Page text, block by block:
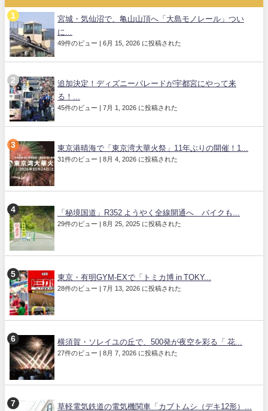
宮城・気仙沼で、亀山山頂へ「大島モノレール」つい
に...
49件のビュー | 6月 15, 2026 に投稿された
追加決定！ディズニーパレードが宇都宮にやって来
る！...
45件のビュー | 7月 1, 2026 に投稿された
東京港晴海で「東京湾大華火祭」11年ぶりの開催！1...
31件のビュー | 8月 4, 2026 に投稿された
「秘境国道」R352 ようやく全線開通へ バイクも...
29件のビュー | 8月 25, 2025 に投稿された
東京・有明GYM-EXで「トミカ博 in TOKY...
28件のビュー | 7月 13, 2026 に投稿された
横須賀・ソレイユの丘で、500発が夜空を彩る「 花...
27件のビュー | 8月 7, 2026 に投稿された
草軽電気鉄道の電気機関車「カブトムシ（デキ12形）...